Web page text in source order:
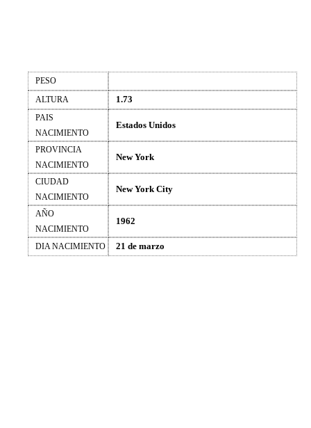
PESO
ALTURA
1.73
PAIS
NACIMIENTO
Estados Unidos
PROVINCIA
NACIMIENTO
New York
CIUDAD
NACIMIENTO
New York City
AÑO
NACIMIENTO
1962
DIA NACIMIENTO 21 de marzo